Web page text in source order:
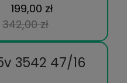
199,00 zł
342,00 zł
3542 47/16